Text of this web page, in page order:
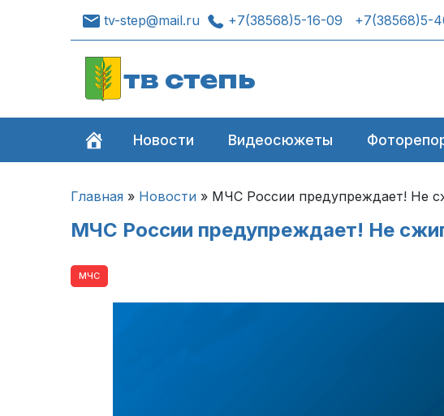
tv-step@mail.ru +7(38568)5-16-09 +7(38568)5-
тв степь
Новости Видеосюжеты
Главная » Новости » МЧС России предупреждает! Не
МЧС России предупреждает! Не
МЧС